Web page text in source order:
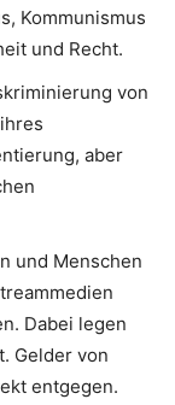
Kommunismus
und Recht.
von
aber
und Menschen
Dabei legen
Gelder von
entgegen.